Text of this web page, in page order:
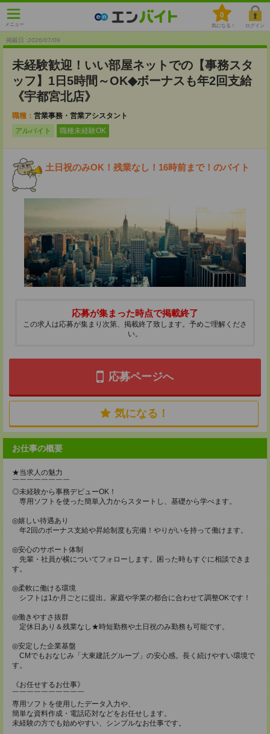
メニュー
0
気になる！ ログイン
掲載日 :2026/07/09
未経験歓迎！いい部屋ネットでの【事務スタ
ッフ】1日5時間～OK◆ボーナスも年2回支給
《宇都宮北店》
職種： 営業事務・営業アシスタント
アルバイト
職種未経験OK
土日祝のみOK！残業なし！16時前まで！のバイト
応募が集まった時点で掲載終了
この求人は応募が集まり次第、掲載終了致します。予めご理解くださ
い。
応募ページへ
気になる！
お仕事の概要
★当求人の魅力
￣￣￣￣￣￣￣￣
◎未経験から事務デビューOK！
専用ソフトを使った簡単入力からスタートし、基礎から学べます。
◎嬉しい待遇あり
年2回のボーナス支給や昇給制度も完備！やりがいを持って働けます。
◎安心のサポート体制
先輩・社員が横についてフォローします。困った時もすぐに相談できま
す。
◎柔軟に働ける環境
シフトは1か月ごとに提出。家庭や学業の都合に合わせて調整OKです！
◎働きやすさ抜群
定休日あり＆残業なし★時短勤務や土日祝のみ勤務も可能です。
◎安定した企業基盤
CMでもおなじみ「大東建託グループ」の安心感。長く続けやすい環境で
す。
《お任せするお仕事》
￣￣￣￣￣￣￣￣￣￣
専用ソフトを使用したデータ入力や、
簡単な資料作成・電話応対などをお任せします。
未経験の方でも始めやすい、シンプルなお仕事です。